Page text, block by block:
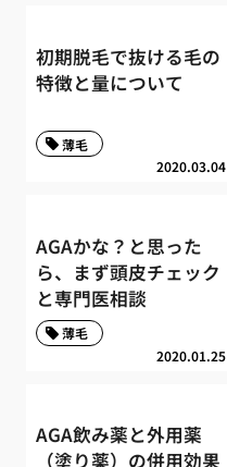
初期脱毛で抜ける毛の
特徴と量について
2020.03.04
薄毛
AGAかな？と思った
ら、まず頭皮チェック
と専門医相談
2020.01.25
薄毛
AGA飲み薬と外用薬
（塗り薬）の併用効果